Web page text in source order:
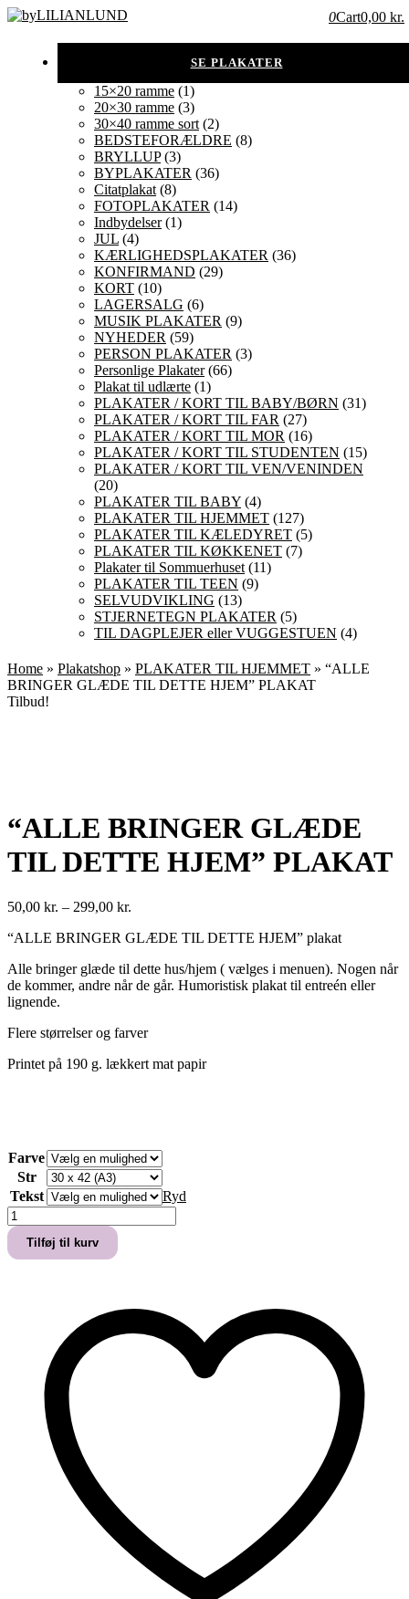
0Cart0,00 kr.
15×20 ramme (1)
20×30 ramme (3)
30×40 ramme sort (2)
BEDSTEFORÆLDRE (8)
BRYLLUP(3)
BYPLAKATER (36)
Citatplakat (8)
FOTOPLAKATER (14)
Indbydelser(1)
JUL (4)
KÆRLIGHEDSPLAKATER (36)
KONFIRMAND (29)
KORT (10)
LAGERSALG (6)
MUSIK PLAKATER (9)
NYHEDER (59)
PERSON PLAKATER (3)
Personlige Plakater(66)
Plakat til udlærte (1)
PLAKATER / KORT TIL BABY/BØRN (31)
PLAKATER / KORT TIL FAR (27)
PLAKATER / KORT TIL MOR (16)
PLAKATER / KORT TIL STUDENTEN (15)
PLAKATER / KORT TIL VEN/VENINDEN
(20)
PLAKATER TIL BABY (4)
PLAKATER TIL HJEMMET (127)
PLAKATER TIL KÆLEDYRET (5)
PLAKATER TIL KØKKENET (7)
Plakater til Sommuerhuset (11)
PLAKATER TIL TEEN (9)
SELVUDVIKLING (13)
STJERNETEGN PLAKATER (5)
TIL DAGPLEJER eller VUGGESTUEN (4)
Home » Plakatshop » PLAKATER TIL HJEMMET » “ALLE
BRINGER GLÆDE TIL DETTE HJEM” PLAKAT
Tilbud!
“ALLE BRINGER GLÆDE
TIL DETTE HJEM” PLAKAT
50,00 kr. – 299,00 kr.
til
“ALLE BRINGER GLÆDE TIL DETTE HJEM” plakat
Alle bringer glæde til dette hus/hjem ( vælges i menuen). Nogen når
de kommer, andre når de går. Humoristisk plakat til entreén eller
lignende.
Flere størrelser og farver
Printet på 190 g. lækkert mat papir
Farve
Str
Tekst
Ryd
“ALLE
BRINGER
GLÆDE
TIL
Tilføj til kurv